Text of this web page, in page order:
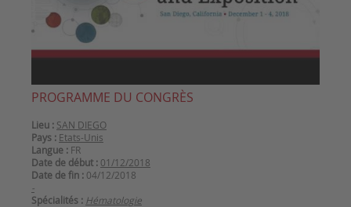
PROGRAMME DU CONGRÈS
Lieu : SAN DIEGO
Pays : Etats-Unis
Langue : FR
Date de début : 01/12/2018
Date de fin : 04/12/2018
-
Spécialités : Hématologie